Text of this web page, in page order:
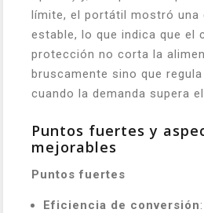
límite, el portátil mostró una
estable, lo que indica que el
protección no corta la
bruscamente sino que
cuando la demanda supera
Puntos fuertes y
mejorables
Puntos fuertes
Eficiencia de conversión